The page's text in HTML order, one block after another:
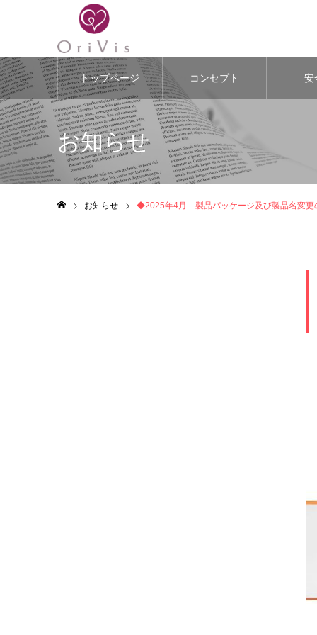
トップページ コンセプト 安
お知らせ
お知らせ ◆2025年4月 製品パッケージ及び製品名変更